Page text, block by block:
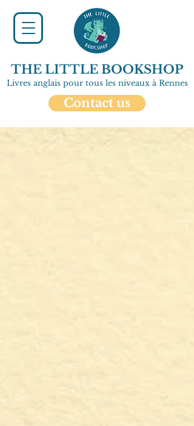
THE LITTLE BOOKSHOP
Livres anglais pour tous les niveaux à Rennes
Contact us